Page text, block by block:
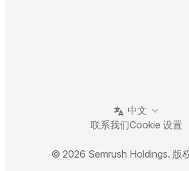
中文
联系我们Cookie 设置
© 2026 Semrush Holdings. 版权